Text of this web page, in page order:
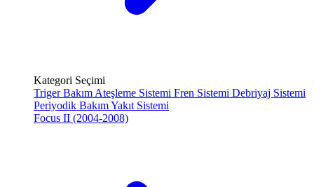
Kategori Seçimi
Triger Bakım Ateşleme Sistemi Fren Sistemi Debriyaj Sistemi
Periyodik BakımYakıt Sistemi
Focus II (2004-2008)